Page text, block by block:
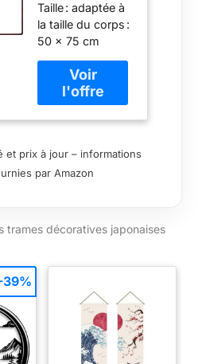
decorative
japonaise
Classic
Design
(50x75cm)
Taille : adaptée à
la taille du corps :
50 x 75 cm
et prix à jour – informations
par Amazon
trames décoratives japonaises
39%